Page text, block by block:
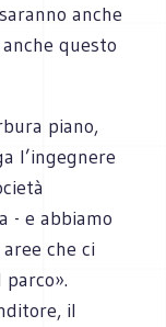
anche
questo
piano,
l’ingegnere
- e abbiamo
che ci
il